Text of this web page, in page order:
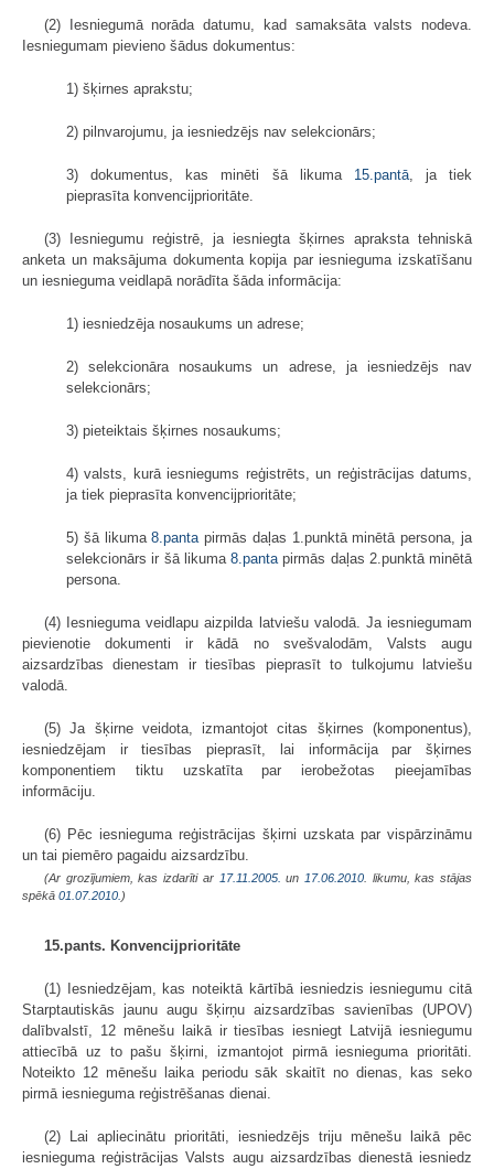
(2) Iesniegumā norāda datumu, kad samaksāta valsts nodeva.
Iesniegumam pievieno šādus dokumentus:
1) šķirnes aprakstu;
2) pilnvarojumu, ja iesniedzējs nav selekcionārs;
3) dokumentus, kas minēti šā likuma 15.pantā, ja tiek
pieprasīta konvencijprioritāte.
(3) Iesniegumu reģistrē, ja iesniegta šķirnes apraksta tehniskā
anketa un maksājuma dokumenta kopija par iesnieguma izskatīšanu
un iesnieguma veidlapā norādīta šāda informācija:
1) iesniedzēja nosaukums un adrese;
2) selekcionāra nosaukums un adrese, ja iesniedzējs nav
selekcionārs;
3) pieteiktais šķirnes nosaukums;
4) valsts, kurā iesniegums reģistrēts, un reģistrācijas datums,
ja tiek pieprasīta konvencijprioritāte;
5) šā likuma8.pantapirmās daļas 1.punktā minētā persona, ja
selekcionārs ir šā likuma 8.pantapirmās daļas 2.punktā minētā
persona.
(4) Iesnieguma veidlapu aizpilda latviešu valodā. Ja iesniegumam
pievienotie dokumenti ir kādā no svešvalodām, Valsts augu
aizsardzības dienestam ir tiesības pieprasīt to tulkojumu latviešu
valodā.
(5) Ja šķirne veidota, izmantojot citas šķirnes (komponentus),
iesniedzējam ir tiesības pieprasīt, lai informācija par šķirnes
komponentiem tiktu uzskatīta par ierobežotas pieejamības
informāciju.
(6) Pēc iesnieguma reģistrācijas šķirni uzskata par vispārzināmu
un tai piemēro pagaidu aizsardzību.
(Ar grozījumiem, kas izdarīti ar 17.11.2005. un 17.06.2010. likumu, kas stājas
spēkā 01.07.2010.)
15.pants. Konvencijprioritāte
(1) Iesniedzējam, kas noteiktā kārtībā iesniedzis iesniegumu citā
Starptautiskās jaunu augu šķirņu aizsardzības savienības (UPOV)
dalībvalstī, 12 mēnešu laikā ir tiesības iesniegt Latvijā iesniegumu
attiecībā uz to pašu šķirni, izmantojot pirmā iesnieguma prioritāti.
Noteikto 12 mēnešu laika periodu sāk skaitīt no dienas, kas seko
pirmā iesnieguma reģistrēšanas dienai.
(2) Lai apliecinātu prioritāti, iesniedzējs triju mēnešu laikā pēc
iesnieguma reģistrācijas Valsts augu aizsardzības dienestā iesniedz